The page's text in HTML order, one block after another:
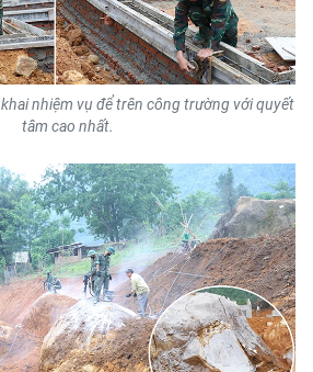
nhiệm vụ để trên công trường với quyết
tâm cao nhất.